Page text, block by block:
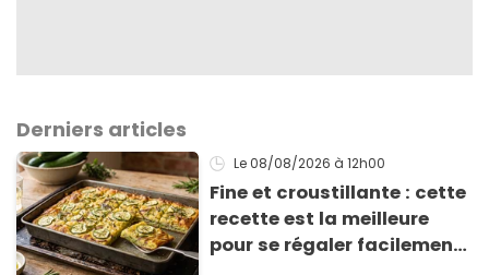
Derniers articles
Le 08/08/2026 à 12h00
Fine et croustillante : cette
recette est la meilleure
pour se régaler facilement